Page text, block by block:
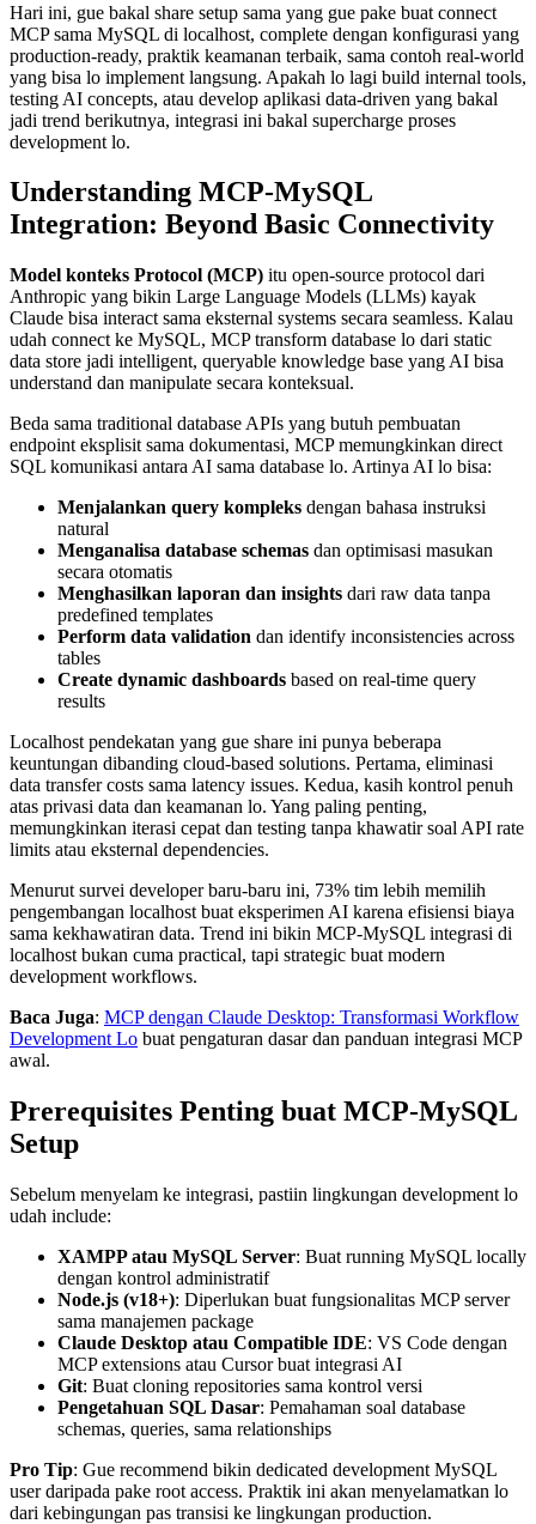
Hari ini, gue bakal share setup sama yang gue pake buat connect
MCP sama MySQL di localhost, complete dengan konfigurasi yang
production-ready, praktik keamanan terbaik, sama contoh real-world
yang bisa lo implement langsung. Apakah lo lagi build internal tools,
testing AI concepts, atau develop aplikasi data-driven yang bakal
jadi trend berikutnya, integrasi ini bakal supercharge proses
development lo.
Understanding MCP-MySQL
Integration: Beyond Basic Connectivity
Model konteks Protocol (MCP) itu open-source protocol dari
Anthropic yang bikin Large Language Models (LLMs) kayak
Claude bisa interact sama eksternal systems secara seamless. Kalau
udah connect ke MySQL, MCP transform database lo dari static
data store jadi intelligent, queryable knowledge base yang AI bisa
understand dan manipulate secara konteksual.
Beda sama traditional database APIs yang butuh pembuatan
endpoint eksplisit sama dokumentasi, MCP memungkinkan direct
SQL komunikasi antara AI sama database lo. Artinya AI lo bisa:
Menjalankan query kompleks dengan bahasa instruksi
natural
Menganalisa database schemas dan optimisasi masukan
secara otomatis
Menghasilkan laporan dan insights dari raw data tanpa
predefined templates
Perform data validation dan identify inconsistencies across
tables
Create dynamic dashboards based on real-time query
results
Localhost pendekatan yang gue share ini punya beberapa
keuntungan dibanding cloud-based solutions. Pertama, eliminasi
data transfer costs sama latency issues. Kedua, kasih kontrol penuh
atas privasi data dan keamanan lo. Yang paling penting,
memungkinkan iterasi cepat dan testing tanpa khawatir soal API rate
limits atau eksternal dependencies.
Menurut survei developer baru-baru ini, 73% tim lebih memilih
pengembangan localhost buat eksperimen AI karena efisiensi biaya
sama kekhawatiran data. Trend ini bikin MCP-MySQL integrasi di
localhost bukan cuma practical, tapi strategic buat modern
development workflows.
Baca Juga: MCP dengan Claude Desktop: Transformasi Workflow
Development Lo buat pengaturan dasar dan panduan integrasi MCP
awal.
Prerequisites Penting buat MCP-MySQL
Setup
Sebelum menyelam ke integrasi, pastiin lingkungan development lo
udah include:
XAMPP atau MySQL Server: Buat running MySQL locally
dengan kontrol administratif
Node.js (v18+): Diperlukan buat fungsionalitas MCP server
sama manajemen package
Claude Desktop atau Compatible IDE: VS Code dengan
MCP extensions atau Cursor buat integrasi AI
Git: Buat cloning repositories sama kontrol versi
Pengetahuan SQL Dasar: Pemahaman soal database
schemas, queries, sama relationships
Pro Tip: Gue recommend bikin dedicated development MySQL
user daripada pake root access. Praktik ini akan menyelamatkan lo
dari kebingungan pas transisi ke lingkungan production.